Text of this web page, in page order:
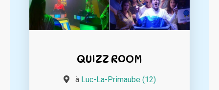
QUIZZ ROOM
à Luc-La-Primaube (12)